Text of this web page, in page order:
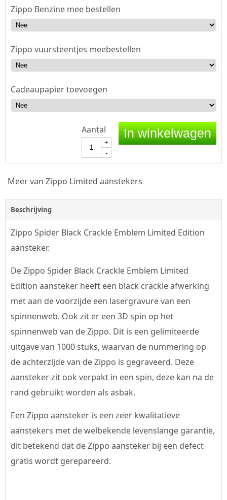
Zippo Benzine mee bestellen
Zippo vuursteentjes meebestellen
Cadeaupapier toevoegen
Aantal
+
-
In winkelwagen
Meer van Zippo Limited aanstekers
Beschrijving
Zippo Spider Black Crackle Emblem Limited Edition
aansteker.
De Zippo Spider Black Crackle Emblem Limited
Edition aansteker heeft een black crackle afwerking
met aan de voorzijde een lasergravure van een
spinnenweb. Ook zit er een 3D spin op het
spinnenweb van de Zippo. Dit is een gelimiteerde
uitgave van 1000 stuks, waarvan de nummering op
de achterzijde van de Zippo is gegraveerd. Deze
aansteker zit ook verpakt in een spin, deze kan na de
rand gebruikt worden als asbak.
Een Zippo aansteker is een zeer kwalitatieve
aanstekers met de welbekende levenslange garantie,
dit betekend dat de Zippo aansteker bij een defect
gratis wordt gerepareerd.